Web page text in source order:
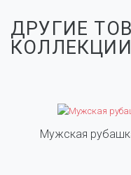
ДРУГИЕ
КОЛЛЕКЦИИ
Мужская